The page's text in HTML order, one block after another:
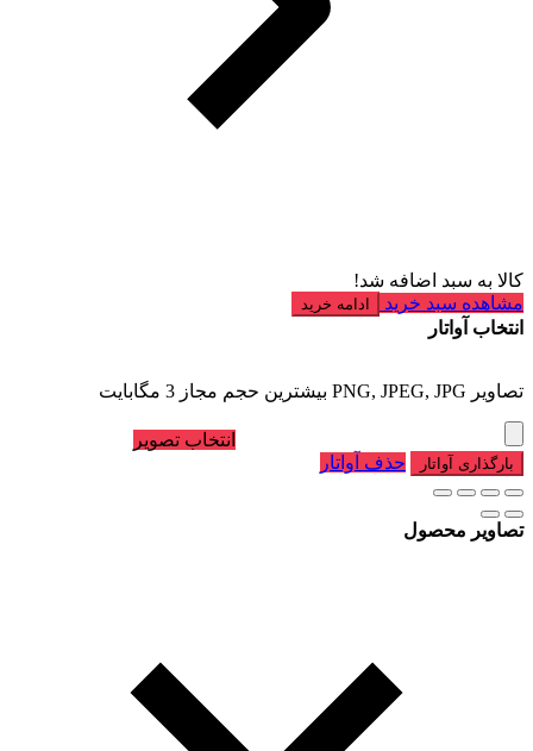
کالا به سبد اضافه شد!
مشاهده سبد خرید
ادامه خرید
انتخاب آواتار
تصاویر PNG, JPEG, JPG بیشترین حجم مجاز 3 مگابایت
انتخاب تصویر
بارگذاری آواتار حذف آواتار
تصاویر محصول